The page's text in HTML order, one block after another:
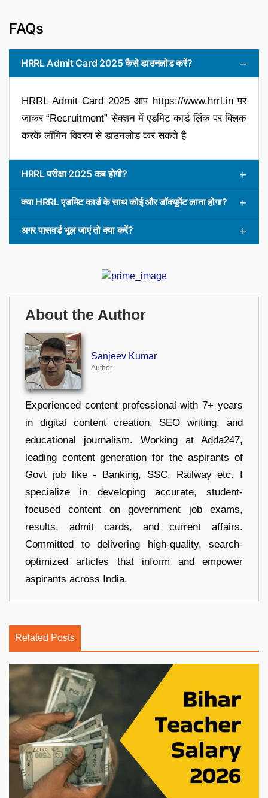
FAQs
HRRL Admit Card 2025 कैसे डाउनलोड करें?
HRRL Admit Card 2025 आप https://www.hrrl.in पर
जाकर “Recruitment” सेक्शन में एडमिट कार्ड लिंक पर क्लिक
करके लॉगिन विवरण से डाउनलोड कर सकते है
HRRL परीक्षा 2025 कब होगी?
क्या HRRL एडमिट कार्ड के साथ कोई और डॉक्यूमेंट लाना होगा?
अगर पासवर्ड भूल जाएं तो क्या करें?
About the Author
Sanjeev Kumar
Author
Experienced content professional with 7+ years
in digital content creation, SEO writing, and
educational journalism. Working at Adda247,
leading content generation for the aspirants of
Govt job like - Banking, SSC, Railway etc. I
specialize in developing accurate, student-
focused content on government job exams,
results, admit cards, and current affairs.
Committed to delivering high-quality, search-
optimized articles that inform and empower
aspirants across India.
Related Posts